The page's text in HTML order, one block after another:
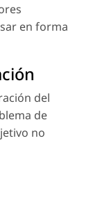
en forma
del
de
no